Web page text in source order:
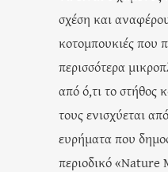
σχέση και
κοτομπουκιές που
περισσότερα
από ό,τι το στήθος
τους ενισχύεται
ευρήματα που
περιοδικό «Nature